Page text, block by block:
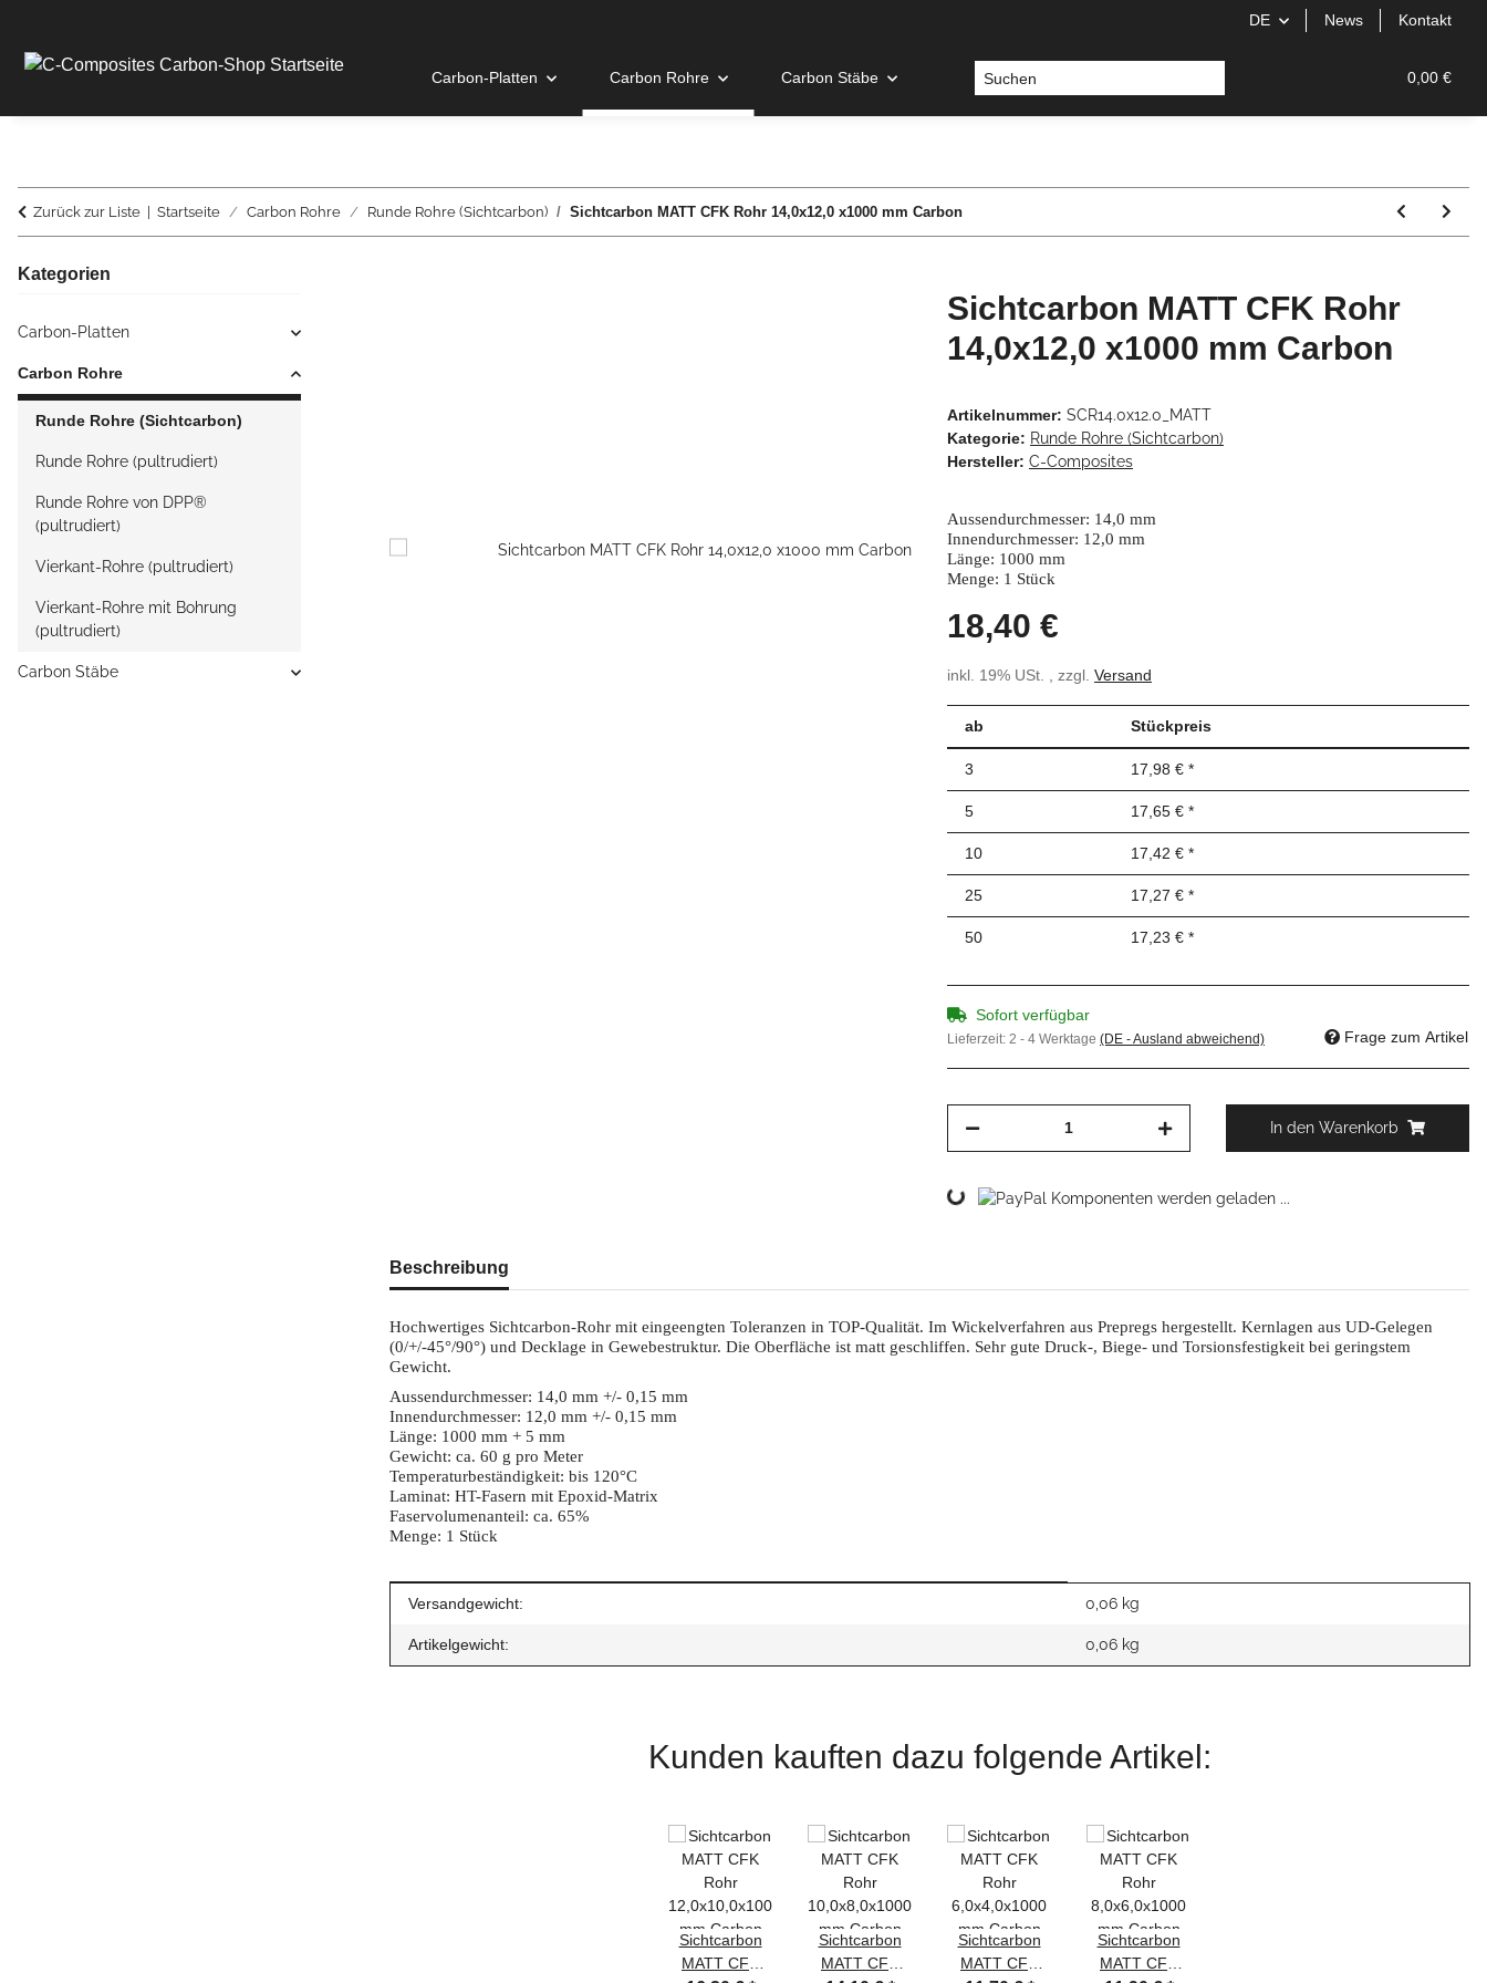
DE News Kontakt
0,00 €
Carbon-Platten Carbon Rohre Carbon Stäbe
Zurück zur Liste Startseite Carbon Rohre Runde Rohre (Sichtcarbon) Sichtcarbon MATT CFK Rohr 14,0x12,0 x1000 mm Carbon
Sichtcarbon MATT CFK Rohr
14,0x12,0 x1000 mm Carbon
Artikelnummer: SCR14.0x12.0_MATT
Kategorie: Runde Rohre (Sichtcarbon)
Hersteller: C-Composites
Aussendurchmesser: 14,0 mm
Innendurchmesser: 12,0 mm
Länge: 1000 mm
Menge: 1 Stück
18,40 €
inkl. 19% USt. , zzgl. Versand
ab Stückpreis
3 17,98 € *
5 17,65 € *
10 17,42 € *
25 17,27 € *
50 17,23 € *
Sofort verfügbar
Lieferzeit: 2 - 4 Werktage (DE - Ausland abweichend) Frage zum Artikel
In den Warenkorb
Loading... Komponenten werden geladen ...
Beschreibung
Hochwertiges Sichtcarbon-Rohr mit eingeengten Toleranzen in TOP-Qualität. Im Wickelverfahren aus Prepregs hergestellt. Kernlagen aus UD-Gelegen
(0/+/-45°/90°) und Decklage in Gewebestruktur. Die Oberfläche ist matt geschliffen. Sehr gute Druck-, Biege- und Torsionsfestigkeit bei geringstem
Gewicht.
Aussendurchmesser: 14,0 mm +/- 0,15 mm
Innendurchmesser: 12,0 mm +/- 0,15 mm
Länge: 1000 mm + 5 mm
Gewicht: ca. 60 g pro Meter
Temperaturbeständigkeit: bis 120°C
Laminat: HT-Fasern mit Epoxid-Matrix
Faservolumenanteil: ca. 65%
Menge: 1 Stück
Produkteigenschaft
Wert
Versandgewicht: 0,06 kg
Artikelgewicht: 0,06 kg
Kunden kauften dazu folgende Artikel:
Sichtcarbon
MATT CFK
Sichtcarbon
MATT CFK
Sichtcarbon
MATT CFK
Sichtcarbon
MATT CFK
Kategorien
Carbon-Platten
Carbon Rohre
Runde Rohre (Sichtcarbon)
Runde Rohre (pultrudiert)
Runde Rohre von DPP®
(pultrudiert)
Vierkant-Rohre (pultrudiert)
Vierkant-Rohre mit Bohrung
(pultrudiert)
Carbon Stäbe